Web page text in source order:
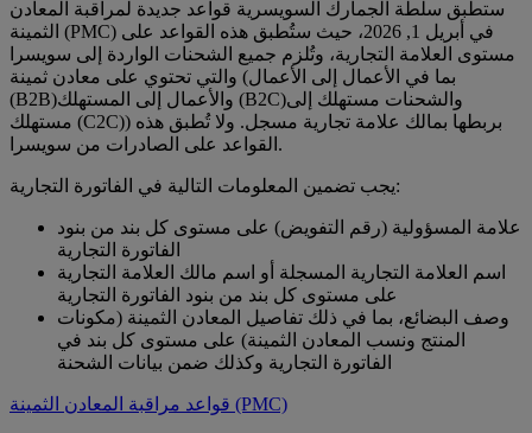
ستطبق سلطة الجمارك السويسرية قواعد جديدة لمراقبة المعادن
الثمينة (PMC) في أبريل 1, 2026، حيث ستُطبق هذه القواعد على
مستوى العلامة التجارية، وتُلزم جميع الشحنات الواردة إلى سويسرا
والتي تحتوي على معادن ثمينة (بما في الأعمال إلى الأعمال
(B2B)والأعمال إلى المستهلك (B2C)والشحنات مستهلك إلى
مستهلك (C2C)) بربطها بمالك علامة تجارية مسجل. ولا تُطبق هذه
القواعد على الصادرات من سويسرا.
يجب تضمين المعلومات التالية في الفاتورة التجارية:
علامة المسؤولية (رقم التفويض) على مستوى كل بند من بنود
الفاتورة التجارية
اسم العلامة التجارية المسجلة أو اسم مالك العلامة التجارية
على مستوى كل بند من بنود الفاتورة التجارية
وصف البضائع، بما في ذلك تفاصيل المعادن الثمينة (مكونات
المنتج ونسب المعادن الثمينة) على مستوى كل بند في
الفاتورة التجارية وكذلك ضمن بيانات الشحنة
قواعد مراقبة المعادن الثمينة (PMC)